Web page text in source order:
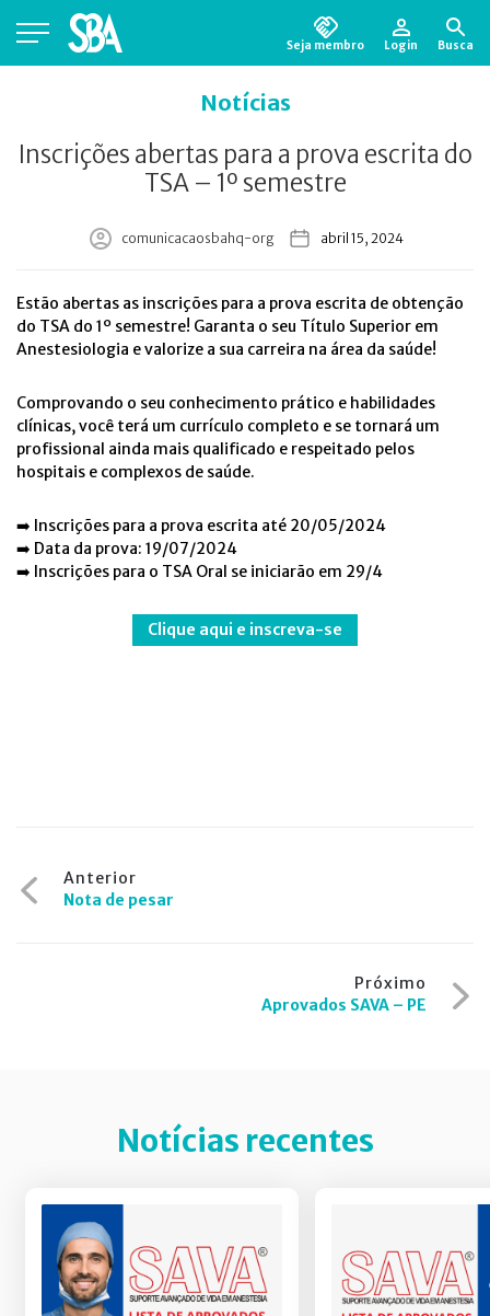
Seja membro Login Busca
Notícias
Inscrições abertas para a prova escrita do
TSA – 1º semestre
comunicacaosbahq-org abril 15, 2024
Estão abertas as inscrições para a prova escrita de obtenção
do TSA do 1º semestre! Garanta o seu Título Superior em
Anestesiologia e valorize a sua carreira na área da saúde!
Comprovando o seu conhecimento prático e habilidades
clínicas, você terá um currículo completo e se tornará um
profissional ainda mais qualificado e respeitado pelos
hospitais e complexos de saúde.
➡️ Inscrições para a prova escrita até 20/05/2024
➡️ Data da prova: 19/07/2024
➡️ Inscrições para o TSA Oral se iniciarão em 29/4
Clique aqui e inscreva-se
Navegação
de
Anterior
Nota de pesar
Próximo
Aprovados SAVA – PE
Notícias recentes